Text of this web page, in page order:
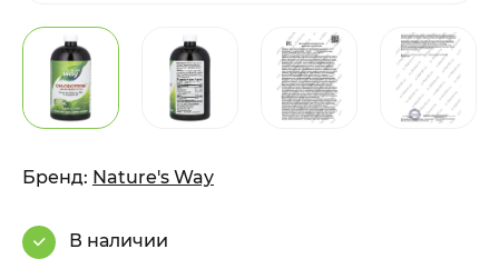
Бренд: Nature's Way
В наличии